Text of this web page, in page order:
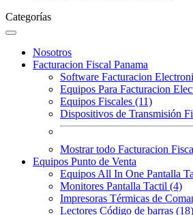
Categorías
Nosotros
Facturacion Fiscal Panama
Software Facturacion
Equipos Para Facturacion
Equipos Fiscales (11)
Dispositivos de Transmisión
Mostrar todo Facturacion
Equipos Punto de Venta
Equipos All In One Pantalla
Monitores Pantalla Tactil (4)
Impresoras Térmicas de
Lectores Código de barras (18)